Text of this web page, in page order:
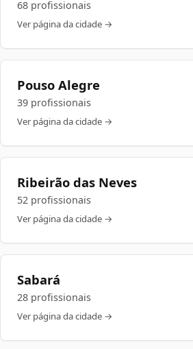
68 profissionais
Ver página da cidade →
Pouso Alegre
39 profissionais
Ver página da cidade →
Ribeirão das Neves
52 profissionais
Ver página da cidade →
Sabará
28 profissionais
Ver página da cidade →